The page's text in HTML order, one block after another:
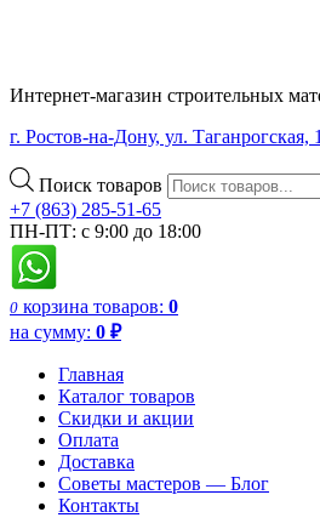
Интернет-магазин строительных
г. Ростов-на-Дону, ул. Таганрогская,
Поиск товаров
+7 (863) 285-51-65
ПН-ПТ: с 9:00 до 18:00
0 корзина товаров: 0
на сумму: 0 ₽
Главная
Каталог товаров
Скидки и акции
Оплата
Доставка
Советы мастеров — Блог
Контакты